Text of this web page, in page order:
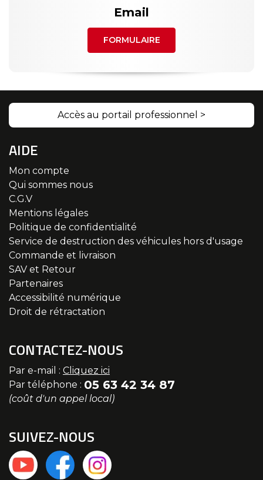
Email
FORMULAIRE
Accès au portail professionnel >
AIDE
Mon compte
Qui sommes nous
C.G.V
Mentions légales
Politique de confidentialité
Service de destruction des véhicules hors d'usage
Commande et livraison
SAV et Retour
Partenaires
Accessibilité numérique
Droit de rétractation
CONTACTEZ-NOUS
Par e-mail : Cliquez ici
Par téléphone : 05 63 42 34 87
(coût d'un appel local)
SUIVEZ-NOUS